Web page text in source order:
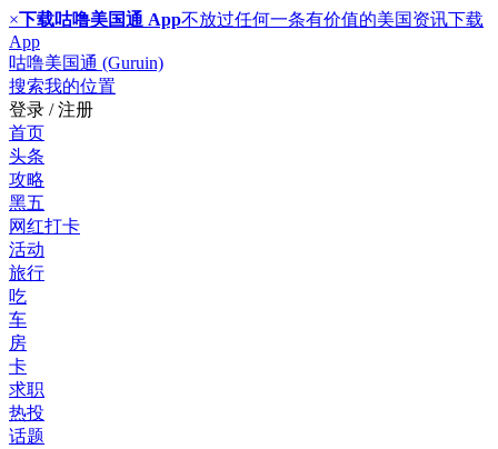
×下载咕噜美国通 App不放过任何一条有价值的美国资讯下载
App
咕噜美国通 (Guruin)
搜索我的位置
登录 / 注册
首页
头条
攻略
黑五
网红打卡
活动
旅行
吃
车
房
卡
求职
热投
话题